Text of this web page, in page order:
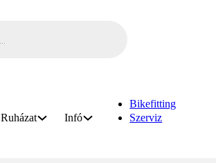
Ruházat Infó
Bikefitting
Szerviz